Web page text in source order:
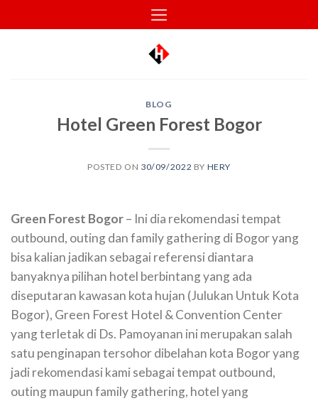
to
BLOG
Hotel Green Forest Bogor
POSTED ON 30/09/2022 BY HERY
Green Forest Bogor– Ini dia rekomendasi tempat
outbound, outing dan family gathering di Bogor yang
bisa kalian jadikan sebagai referensi diantara
banyaknya pilihan hotel berbintang yang ada
diseputaran kawasan kota hujan (Julukan Untuk Kota
Bogor), Green Forest Hotel & Convention Center
yang terletak di Ds. Pamoyanan ini merupakan salah
satu penginapan tersohor dibelahan kota Bogor yang
jadi rekomendasi kami sebagai tempat outbound,
outing maupun family gathering, hotel yang